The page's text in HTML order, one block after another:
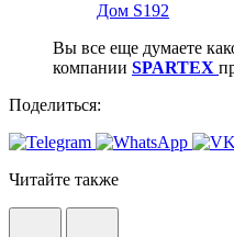
Дом S192
Вы все еще думаете
компании SPARTEX
Поделиться:
Читайте также